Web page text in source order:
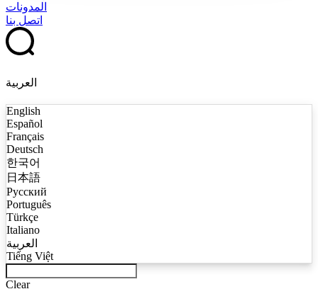
المدونات
اتصل بنا
العربية
English
Español
Français
Deutsch
한국어
日本語
Русский
Português
Türkçe
Italiano
العربية
Tiếng Việt
Clear